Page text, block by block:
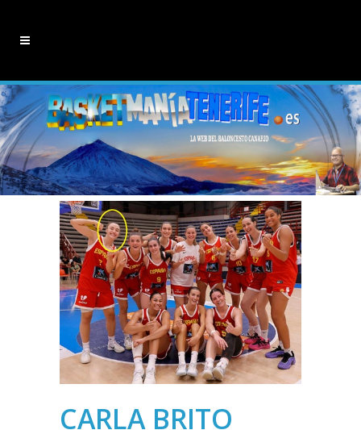
CARLA BRITO